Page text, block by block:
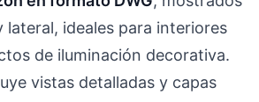
ideales para interiores
de iluminación decorativa.
vistas detalladas y capas